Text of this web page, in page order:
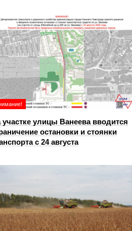
участке улицы Ванеева вводится
остановки и стоянки
с 24 августа